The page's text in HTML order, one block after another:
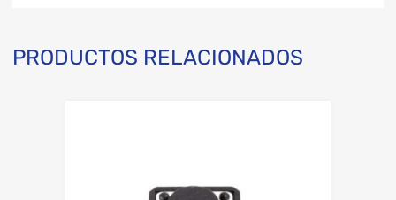
PRODUCTOS RELACIONADOS